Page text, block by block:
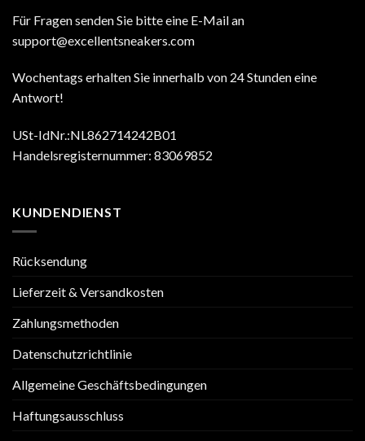
Für Fragen senden Sie bitte eine E-Mail an
support@excellentsneakers.com
Wochentags erhalten Sie innerhalb von 24 Stunden eine
Antwort!
USt-IdNr.:NL862714242B01
Handelsregisternummer: 83069852
KUNDENDIENST
Rücksendung
Lieferzeit & Versandkosten
Zahlungsmethoden
Datenschutzrichtlinie
Allgemeine Geschäftsbedingungen
Haftungsausschluss